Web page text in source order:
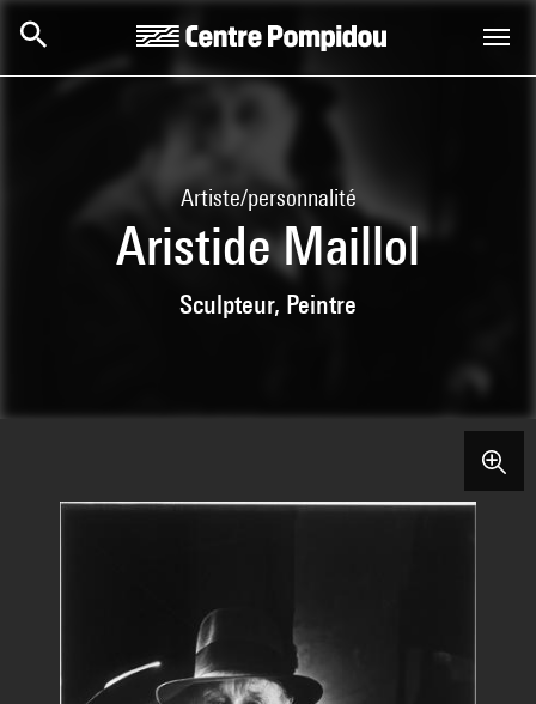
Artiste/personnalité
Aristide Maillol
Sculpteur, Peintre